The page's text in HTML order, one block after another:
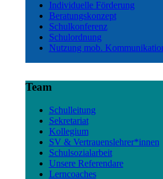
Individuelle Förderung
Beratungskonzept
Schulkonferenz
Schulordnung
Nutzung mob.
Team
Schulleitung
Sekretariat
Kollegium
SV & Vertrauenslehrer*innen
Schulsozialarbeit
Unsere Referendare
Lerncoaches